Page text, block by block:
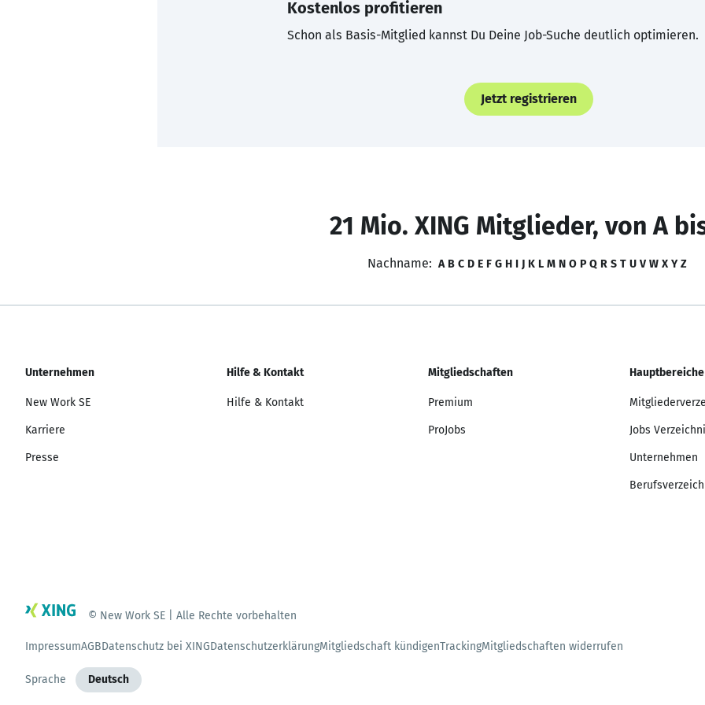
Kostenlos profitieren
Schon als Basis-Mitglied kannst Du Deine Job-Suche deutlich optimieren.
Jetzt registrieren
21 Mio. XING Mitglieder, von A
Nachname: A B C D E F G H I J K L M N O P Q R S T U V W X Y Z
Unternehmen
New Work SE
Karriere
Presse
Hilfe & Kontakt
Hilfe & Kontakt
Mitgliedschaften
Premium
ProJobs
Hauptbereiche
Jobs
Unternehmen
© New Work SE | Alle Rechte vorbehalten
ImpressumAGBDatenschutz bei XINGDatenschutzerklärungMitgliedschaft kündigenTrackingMitgliedschaften widerrufen
Sprache Deutsch